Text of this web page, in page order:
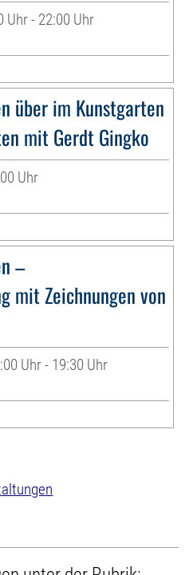
Uhr - 22:00 Uhr
über im Kunstgarten
mit Gerdt Gingko
Uhr
–
mit Zeichnungen von
Uhr - 19:30 Uhr